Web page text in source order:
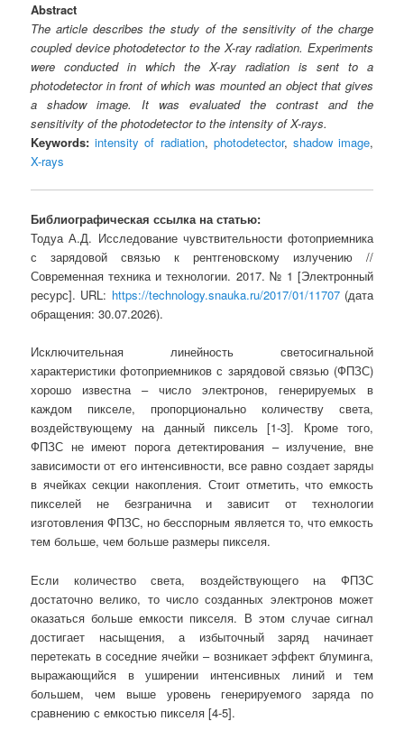
Abstract
The article describes the study of the sensitivity of the charge
coupled device photodetector to the X-ray radiation. Experiments
were conducted in which the X-ray radiation is sent to a
photodetector in front of which was mounted an object that gives
a shadow image. It was evaluated the contrast and the
sensitivity of the photodetector to the intensity of X-rays.
Keywords: intensity of radiation, photodetector, shadow image,
X-rays
Библиографическая ссылка на статью:
Тодуа А.Д. Исследование чувствительности фотоприемника
с зарядовой связью к рентгеновскому излучению //
Современная техника и технологии. 2017. № 1 [Электронный
ресурс]. URL: https://technology.snauka.ru/2017/01/11707(дата
обращения: 30.07.2026).
Исключительная линейность светосигнальной
характеристики фотоприемников с зарядовой связью (ФПЗС)
хорошо известна – число электронов, генерируемых в
каждом пикселе, пропорционально количеству света,
воздействующему на данный пиксель [1-3]. Кроме того,
ФПЗС не имеют порога детектирования – излучение, вне
зависимости от его интенсивности, все равно создает заряды
в ячейках секции накопления. Стоит отметить, что емкость
пикселей не безгранична и зависит от технологии
изготовления ФПЗС, но бесспорным является то, что емкость
тем больше, чем больше размеры пикселя.
Если количество света, воздействующего на ФПЗС
достаточно велико, то число созданных электронов может
оказаться больше емкости пикселя. В этом случае сигнал
достигает насыщения, а избыточный заряд начинает
перетекать в соседние ячейки – возникает эффект блуминга,
выражающийся в уширении интенсивных линий и тем
большем, чем выше уровень генерируемого заряда по
сравнению с емкостью пикселя [4-5].